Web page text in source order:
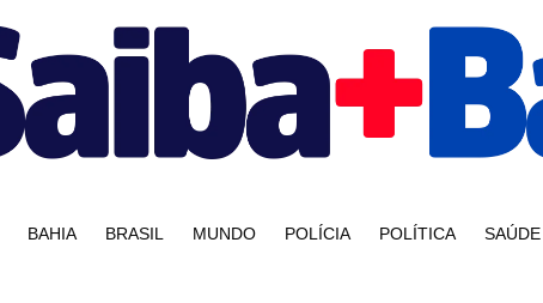
BAHIA BRASIL MUNDO POLÍCIA POLÍTICA SAÚDE